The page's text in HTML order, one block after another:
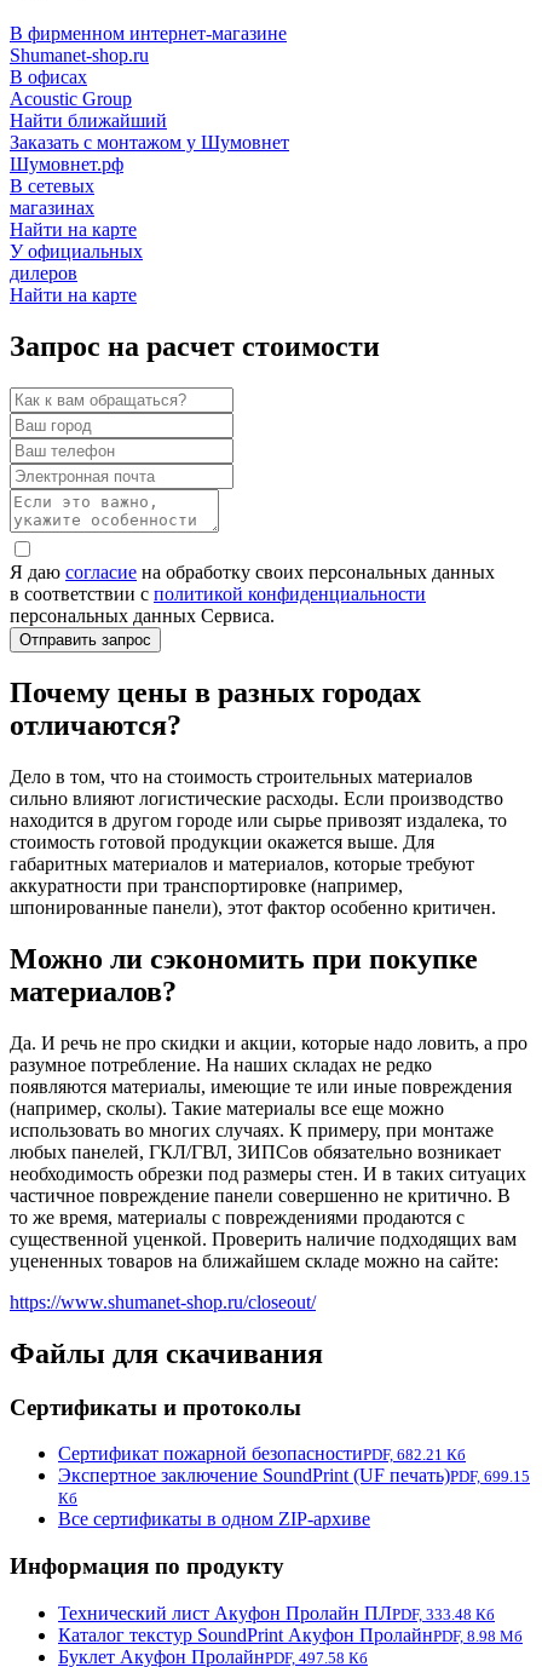
В фирменном интернет-магазине
Shumanet-shop.ru
В офисах
Acoustic Group
Найти ближайший
Заказать с монтажом у Шумовнет
Шумовнет.рф
В сетевых
магазинах
Найти на карте
У официальных
дилеров
Найти на карте
Запрос на расчет стоимости
Я даю согласие на обработку своих персональных данных
в соответствии с политикой конфиденциальности
персональных данных Сервиса.
Почему цены в разных городах
отличаются?
Дело в том, что на стоимость строительных материалов
сильно влияют логистические расходы. Если производство
находится в другом городе или сырье привозят издалека, то
стоимость готовой продукции окажется выше. Для
габаритных материалов и материалов, которые требуют
аккуратности при транспортировке (например,
шпонированные панели), этот фактор особенно критичен.
Можно ли сэкономить при покупке
материалов?
Да. И речь не про скидки и акции, которые надо ловить, а про
разумное потребление. На наших складах не редко
появляются материалы, имеющие те или иные повреждения
(например, сколы). Такие материалы все еще можно
использовать во многих случаях. К примеру, при монтаже
любых панелей, ГКЛ/ГВЛ, ЗИПСов обязательно возникает
необходимость обрезки под размеры стен. И в таких ситуацих
частичное повреждение панели совершенно не критично. В
то же время, материалы с повреждениями продаются с
существенной уценкой. Проверить наличие подходящих вам
уцененных товаров на ближайшем складе можно на сайте:
https://www.shumanet-shop.ru/closeout/
Файлы для скачивания
Сертификаты и протоколы
Сертификат пожарной безопасностиPDF, 682.21 Кб
Экспертное заключение SoundPrint (UF печать)PDF, 699.15
Кб
Все сертификаты в одном ZIP-архиве
Информация по продукту
Технический лист Акуфон Пролайн ПЛPDF, 333.48 Кб
Каталог текстур SoundPrint Акуфон ПролайнPDF, 8.98 Мб
Буклет Акуфон ПролайнPDF, 497.58 Кб